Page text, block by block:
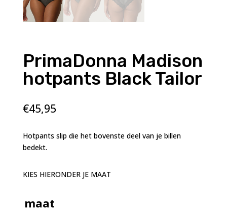
PrimaDonna Madison
hotpants Black Tailor
€45,95
Hotpants slip die het bovenste deel van je billen
bedekt.
KIES HIERONDER JE MAAT
maat